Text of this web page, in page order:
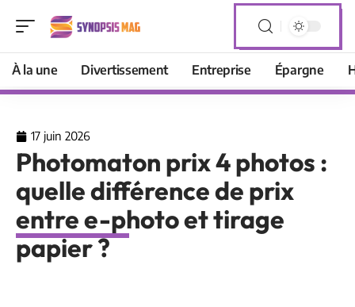
À la une Divertissement Entreprise Épargne
17 juin 2026
Photomaton prix 4 photos :
quelle différence de prix
entre e-photo et tirage
papier ?